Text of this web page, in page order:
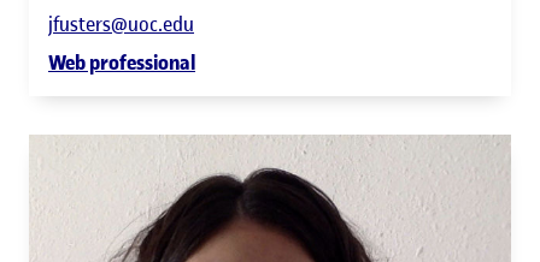
jfusters@uoc.edu
Web professional